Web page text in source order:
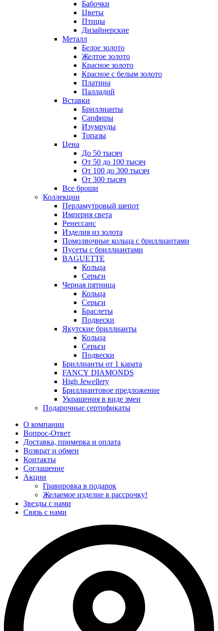
Бабочки
Цветы
Птицы
Дизайнерские
Металл
Белое золото
Желтое золото
Красное золото
Красное с белым золото
Платина
Палладий
Вставки
Бриллианты
Сапфиры
Изумруды
Топазы
Цена
До 50 тысяч
От 50 до 100 тысяч
От 100 до 300 тысяч
От 300 тысяч
Все броши
Коллекции
Перламутровый шепот
Империя света
Ренессанс
Изделия из золота
Помолвочные кольца с бриллиантами
Пусеты с бриллиантами
BAGUETTE
Кольца
Серьги
Черная пятница
Кольца
Серьги
Браслеты
Подвески
Якутские бриллианты
Кольца
Серьги
Подвески
Бриллианты от 1 карата
FANCY DIAMONDS
High Jewellery
Бриллиантовое предложение
Украшения в виде змеи
Подарочные сертификаты
О компании
Вопрос-Ответ
Доставка, примерка и оплата
Возврат и обмен
Контакты
Соглашение
Акции
Гравировка в подарок
Желаемое изделие в рассрочку!
Звезды с нами
Связь с нами